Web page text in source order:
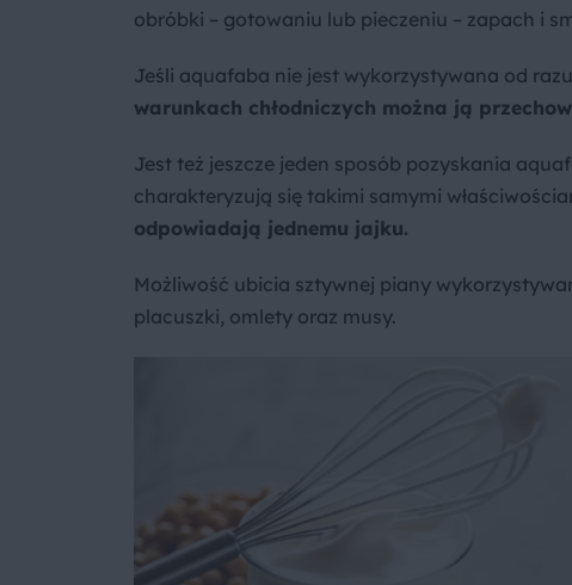
obróbki – gotowaniu lub pieczeniu – zapach i
Jeśli aquafaba nie jest wykorzystywana od
warunkach chłodniczych można ją
Jest też jeszcze jeden sposób pozyskania
charakteryzują się takimi samymi
odpowiadają jednemu jajku.
Możliwość ubicia sztywnej piany
placuszki, omlety oraz musy.